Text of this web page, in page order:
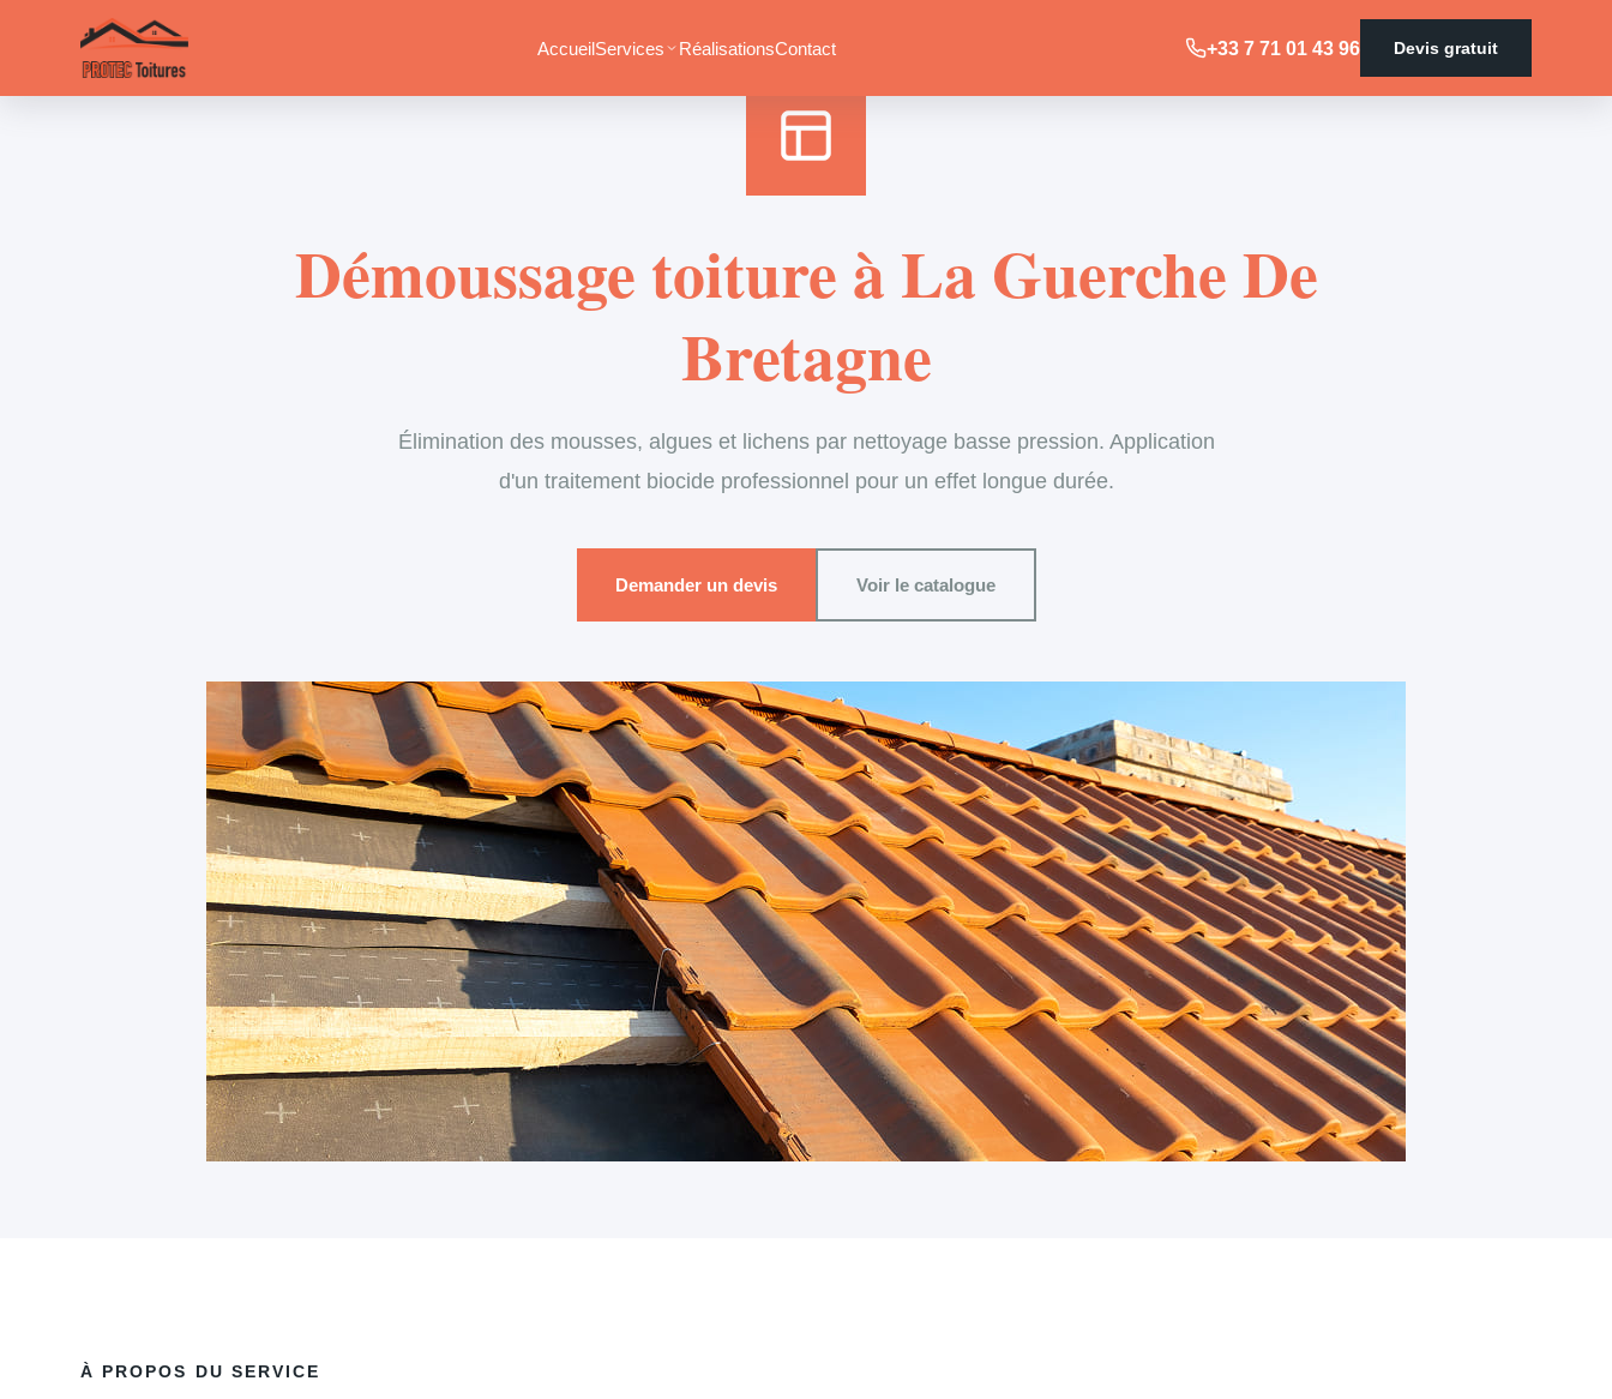
AccueilServices RéalisationsContact +33 7 71 01 43 96 Devis gratuit
Démoussage toiture à La Guerche De
Bretagne
Élimination des mousses, algues et lichens par nettoyage basse pression. Application
d'un traitement biocide professionnel pour un effet longue durée.
Demander un devis Voir le catalogue
À PROPOS DU SERVICE